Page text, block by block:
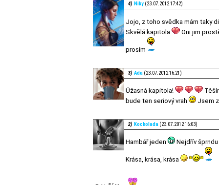
4) Niky (23.07.2012 17:42)
Jojo, z toho svědka mám taky
Skvělá kapitola
Oni jim
prosím
3) Ada (23.07.2012 16:21)
Úžasná kapitola!
bude ten seriový vrah
Jsem
2) Kockolada (23.07.2012 16:03)
Hambář jeden Nejdřív
Krása, krása, krása